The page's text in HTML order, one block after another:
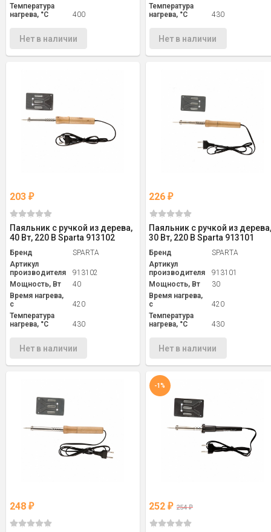
Температура
нагрева, °С
400
Нет в наличии
Температура
нагрева, °С
430
Нет в наличии
203 ₽
Паяльник с ручкой из дерева,
40 Вт, 220 В Sparta 913102
Бренд
SPARTA
Артикул
производителя
913102
Мощность, Вт
40
Время нагрева,
с
420
Температура
нагрева, °С
430
Нет в наличии
226₽
Паяльник с ручкой из
30 Вт, 220 В Sparta 913101
Бренд
SPARTA
Артикул
производителя
913101
Мощность, Вт
30
Время нагрева,
с
420
Температура
нагрева, °С
430
Нет в наличии
248 ₽
-1%
252₽ 254₽